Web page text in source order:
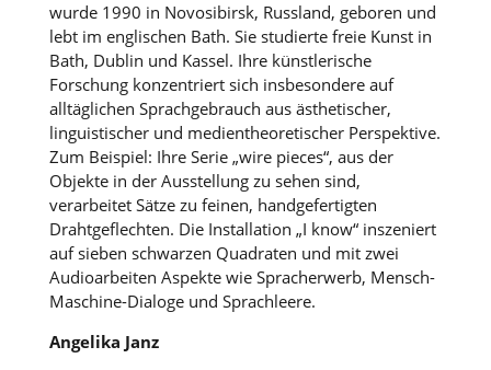
wurde 1990 in Novosibirsk, Russland, geboren und
lebt im englischen Bath. Sie studierte freie Kunst in
Bath, Dublin und Kassel. Ihre künstlerische
Forschung konzentriert sich insbesondere auf
alltäglichen Sprachgebrauch aus ästhetischer,
linguistischer und medientheoretischer Perspektive.
Zum Beispiel: Ihre Serie „wire pieces“, aus der
Objekte in der Ausstellung zu sehen sind,
verarbeitet Sätze zu feinen, handgefertigten
Drahtgeflechten. Die Installation „I know“ inszeniert
auf sieben schwarzen Quadraten und mit zwei
Audioarbeiten Aspekte wie Spracherwerb, Mensch-
Maschine-Dialoge und Sprachleere.
Angelika Janz